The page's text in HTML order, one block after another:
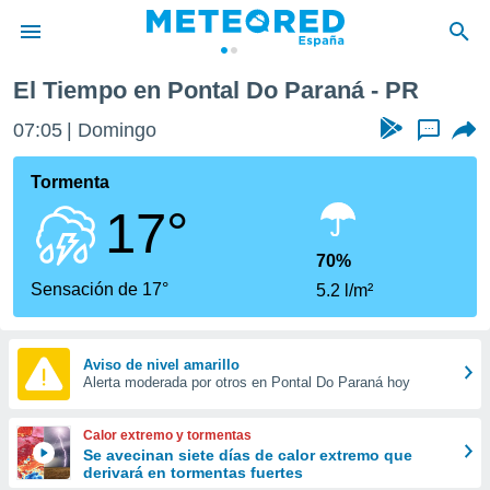
de
por
se
calidad.
a este
las
y
forma
digital
basada
El Tiempo en Pontal Do Paraná - PR
07:05 Domingo ...
Tormenta
17°
Sensación de 17°
70%
5.2 l/m²
Aviso de nivel amarillo
Alerta moderada por otros en Pontal Do Paraná hoy
Calor extremo y tormentas
Se avecinan siete días de calor extremo que
derivará en tormentas fuertes